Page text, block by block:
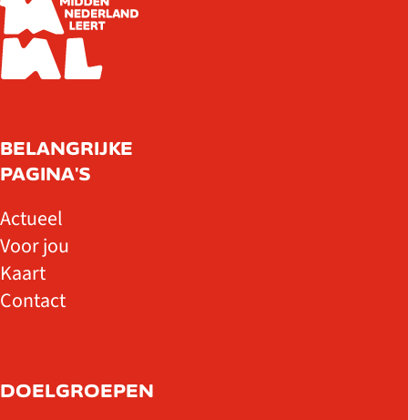
BELANGRIJKE
PAGINA'S
Actueel
Voor jou
Kaart
Contact
DOELGROEPEN